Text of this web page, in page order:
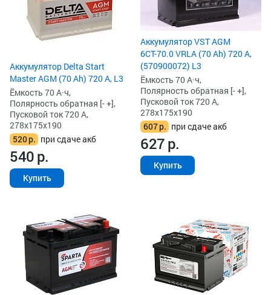
Аккумулятор Delta Start
Master AGM (70 Ah) 720 А, L3
Ёмкость 70 А·ч,
Полярность обратная [- +],
Пусковой ток 720 А,
278x175x190
520р. при сдаче акб
540р.
Купить
Аккумулятор VST AGM
6СТ-70.0 VRLA (70 Ah) 720 А,
(570900072) L3
Ёмкость 70 А·ч,
Полярность обратная [- +],
Пусковой ток 720 А,
278x175x190
607р. при сдаче акб
627р.
Купить